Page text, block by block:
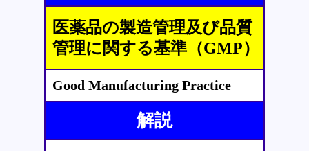
医薬品の製造管理及び品質
管理に関する基準（GMP）
Good Manufacturing Practice
解説